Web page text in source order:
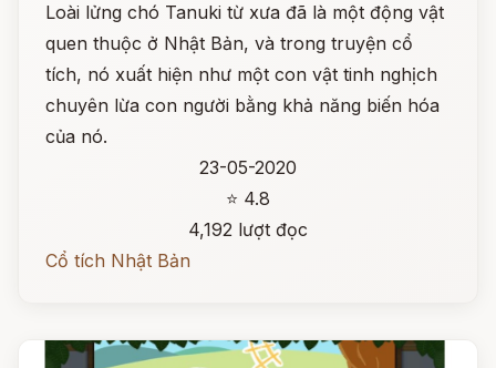
Loài lửng chó Tanuki từ xưa đã là một động vật
quen thuộc ở Nhật Bản, và trong truyện cổ
tích, nó xuất hiện như một con vật tinh nghịch
chuyên lừa con người bằng khả năng biến hóa
của nó.
23-05-2020
⭐ 4.8
4,192 lượt đọc
Cổ tích Nhật Bản